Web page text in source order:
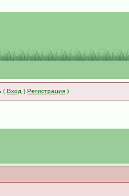
(Вход |Регистрация )